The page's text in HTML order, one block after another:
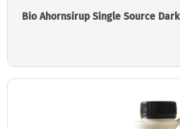
Bio Ahornsirup Single Source Dark